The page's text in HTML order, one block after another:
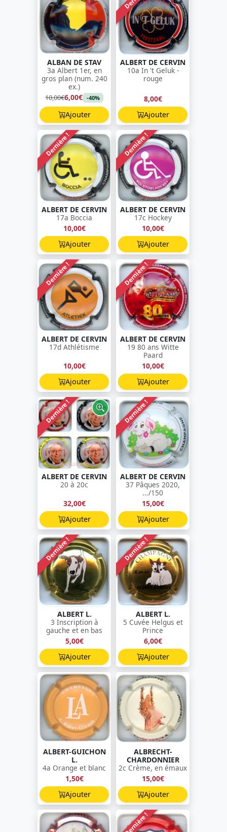
ALBAN DE STAV
3a Albert 1er, en
gros plan (num. 240
ex.)
10,00€6,00€ -40%
Ajouter
ALBERT DE CERVIN
10a In 't Geluk -
rouge
8,00€
Ajouter
Dernière !
ALBERT DE CERVIN
17a Boccia
10,00€
Ajouter
Dernière !
ALBERT DE CERVIN
17c Hockey
10,00€
Ajouter
Dernière !
ALBERT DE CERVIN
17d Athlétisme
10,00€
Ajouter
Dernière !
ALBERT DE CERVIN
19 80 ans Witte
Paard
10,00€
Ajouter
Dernière !
ALBERT DE CERVIN
20 à 20c
32,00€
Ajouter
Dernière !
ALBERT DE CERVIN
37 Pâques 2020,
.../150
15,00€
Ajouter
Dernière !
ALBERT L.
3 Inscription à
gauche et en bas
5,00€
Ajouter
Dernière !
ALBERT L.
5 Cuvée Helgus et
Prince
6,00€
Ajouter
ALBERT-GUICHON
L.
4a Orange et blanc
1,50€
Ajouter
ALBRECHT-
CHARDONNIER
2c Crème, en émaux
15,00€
Ajouter
Dernière !